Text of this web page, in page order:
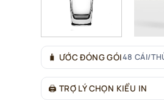
🧳 ƯỚC ĐÓNG GÓI48 CÁI/
🖨 TRỢ LÝ CHỌN KIỂU IN